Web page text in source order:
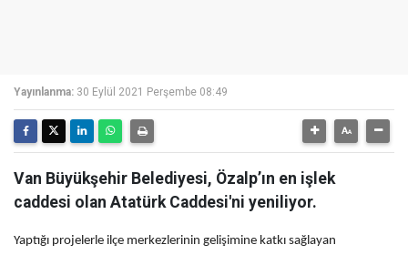
Yayınlanma: 30 Eylül 2021 Perşembe 08:49
Van Büyükşehir Belediyesi, Özalp’ın en işlek
caddesi olan Atatürk Caddesi'ni yeniliyor.
Yaptığı projelerle ilçe merkezlerinin gelişimine katkı sağlayan